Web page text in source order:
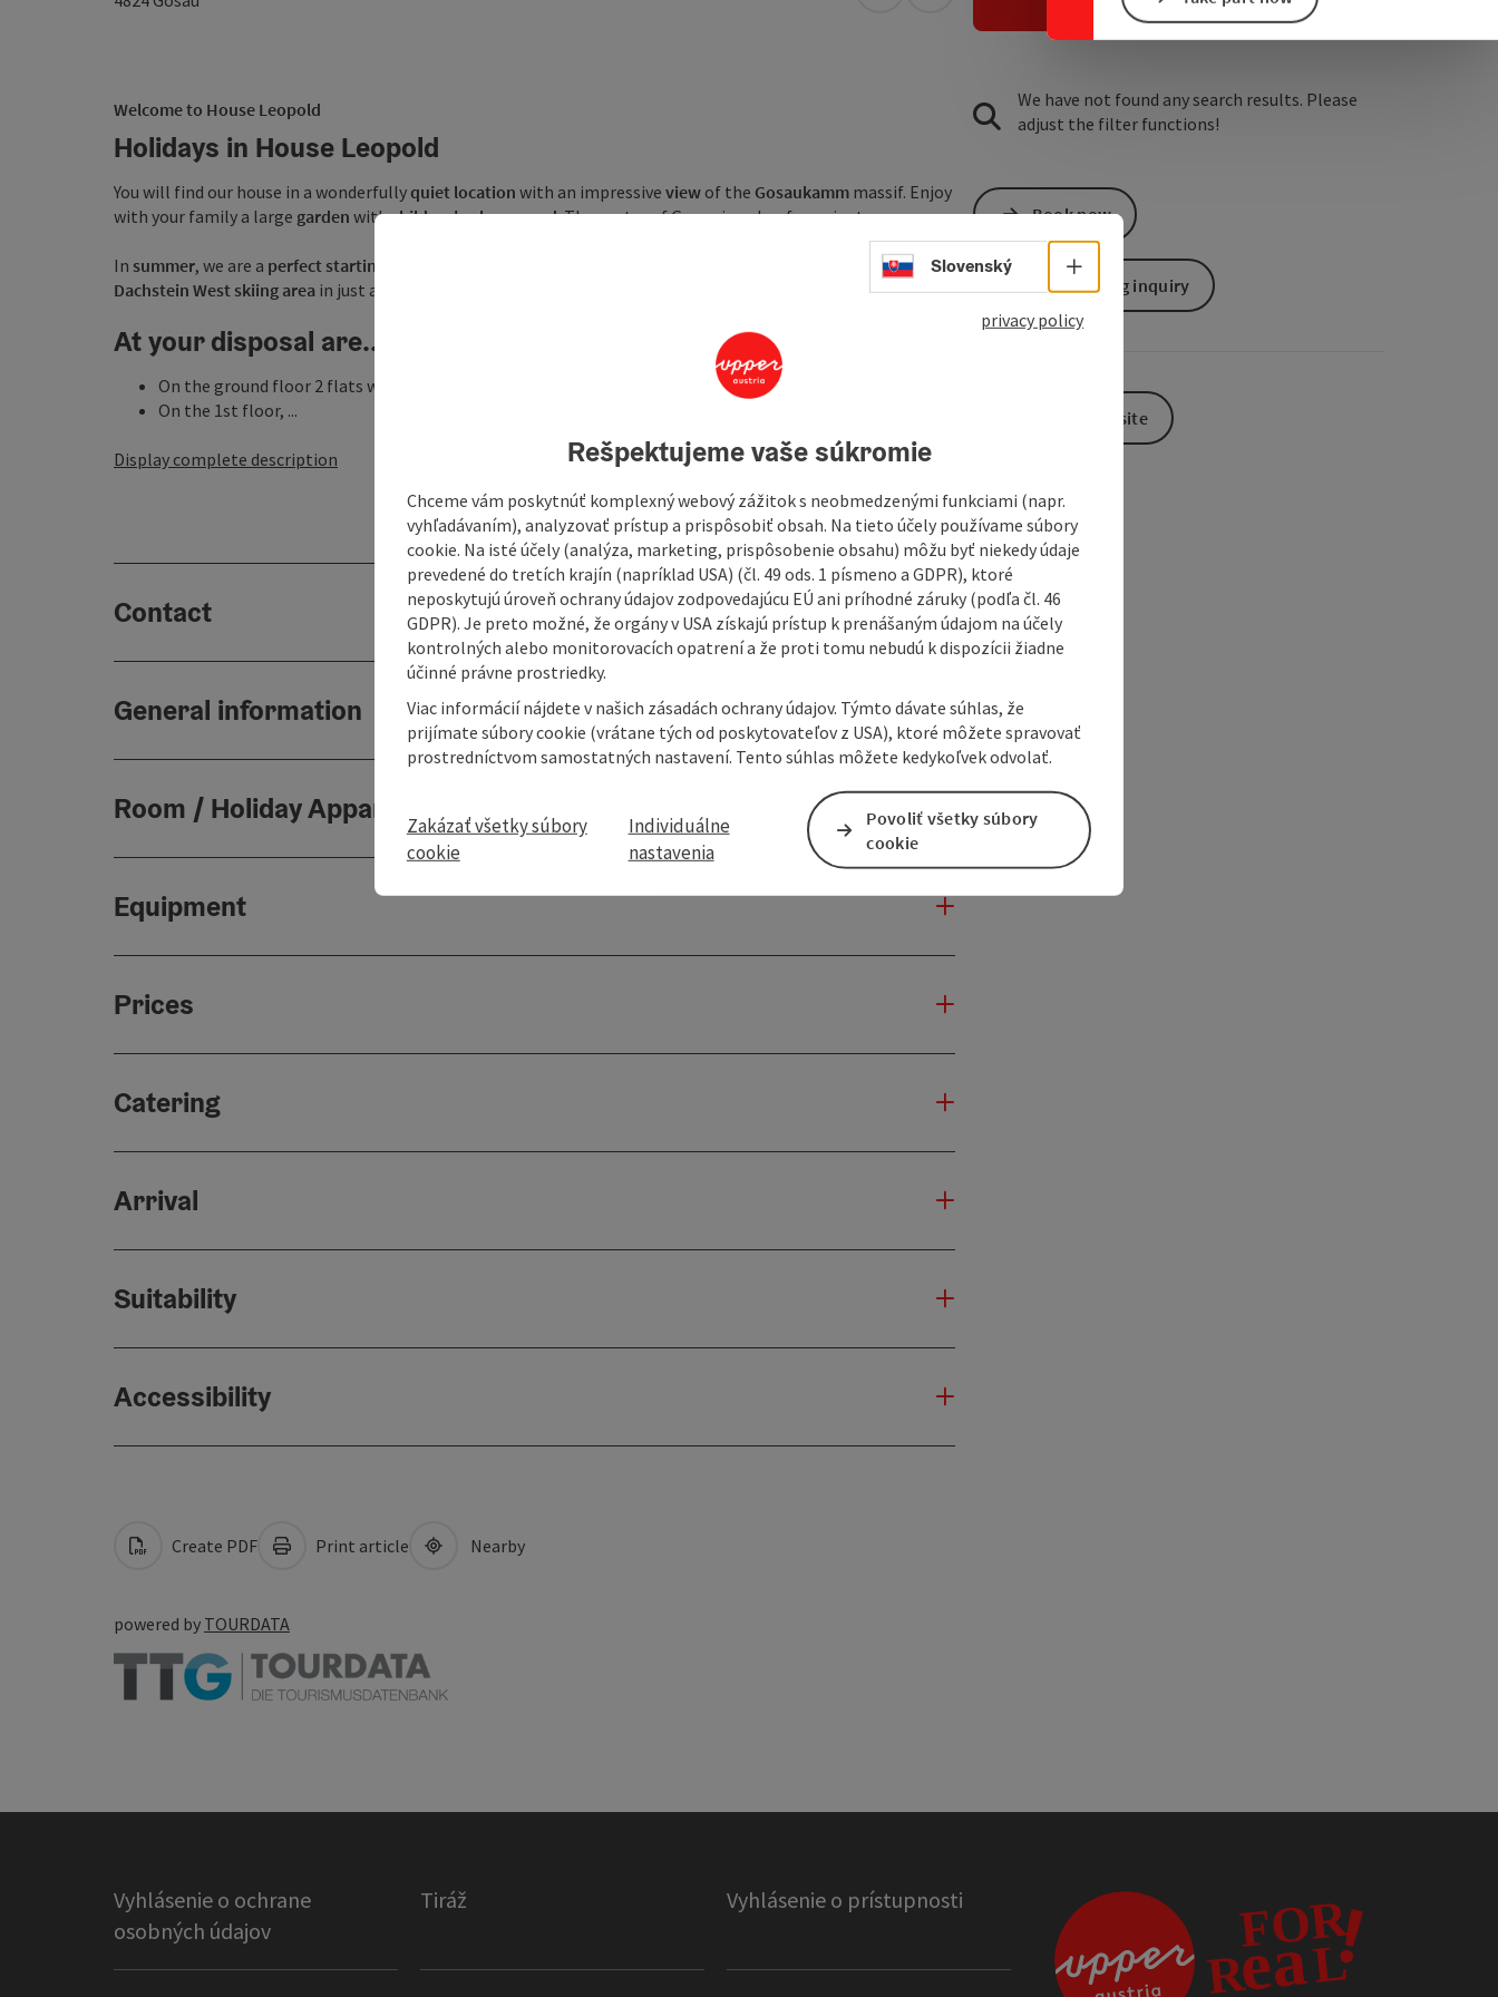
Welcome to House Leopold
Holidays in House Leopold
You will find our house in a wonderfullyquiet location with an impressive view of the Gosaukamm massif. Enjoy
with your family a large garden withchildren's playground. The centre of Gosau is only a few minutes away.
In summer, we are a perfect starting point
, you can reach the
Dachstein West skiing area in just a few minutes by car or use the
At your disposal are...
On the ground floor 2 flats with kitchens for 2 to 4 guests.
On the 1st floor, ...
Display complete description
Contact
General information
Room / Holiday Appartement
Equipment
Prices
Catering
Arrival
Suitability
Accessibility
We have not found any search results. Please
adjust the filter functions!
Book now
non-binding inquiry
To the website
Create PDF Print article Nearby
powered by TOURDATA
Vyhlásenie o ochrane
osobných údajov
Tiráž Vyhlásenie o prístupnosti
Select language - Open menu
Slovenský
privacy policy
Rešpektujeme vaše súkromie
Chceme vám poskytnúť komplexný webový zážitok s neobmedzenými funkciami (napr.
vyhľadávaním), analyzovať prístup a prispôsobiť obsah. Na tieto účely používame súbory
cookie. Na isté účely (analýza, marketing, prispôsobenie obsahu) môžu byť niekedy údaje
prevedené do tretích krajín (napríklad USA) (čl. 49 ods. 1 písmeno a GDPR), ktoré
neposkytujú úroveň ochrany údajov zodpovedajúcu EÚ ani príhodné záruky (podľa čl. 46
GDPR). Je preto možné, že orgány v USA získajú prístup k prenášaným údajom na účely
kontrolných alebo monitorovacích opatrení a že proti tomu nebudú k dispozícii žiadne
účinné právne prostriedky.
Viac informácií nájdete v našich zásadách ochrany údajov. Týmto dávate súhlas, že
prijímate súbory cookie (vrátane tých od poskytovateľov z USA), ktoré môžete spravovať
prostredníctvom samostatných nastavení. Tento súhlas môžete kedykoľvek odvolať.
Zakázať všetky súbory
cookie
Individuálne
nastavenia
Povoliť všetky súbory
cookie